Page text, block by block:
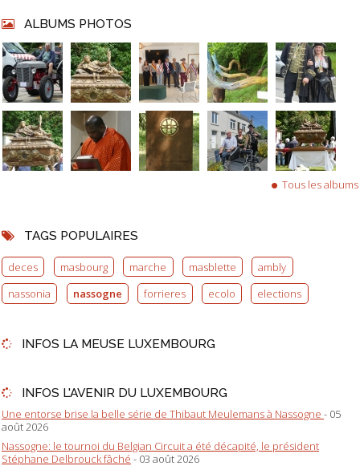
ALBUMS PHOTOS
Tous les albums
TAGS POPULAIRES
deces masbourg marche masblette
ambly
nassonia
nassogne forrieres ecolo elections
INFOS LA MEUSE LUXEMBOURG
INFOS L'AVENIR DU LUXEMBOURG
Une entorse brise la belle série de Thibaut Meulemans à Nassogne - 05
août 2026
Nassogne: le tournoi du Belgian Circuit a été décapité, le président
Stéphane Delbrouck fâché - 03 août 2026